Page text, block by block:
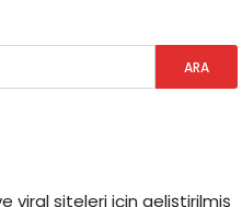
viral siteleri için geliştirilmiş